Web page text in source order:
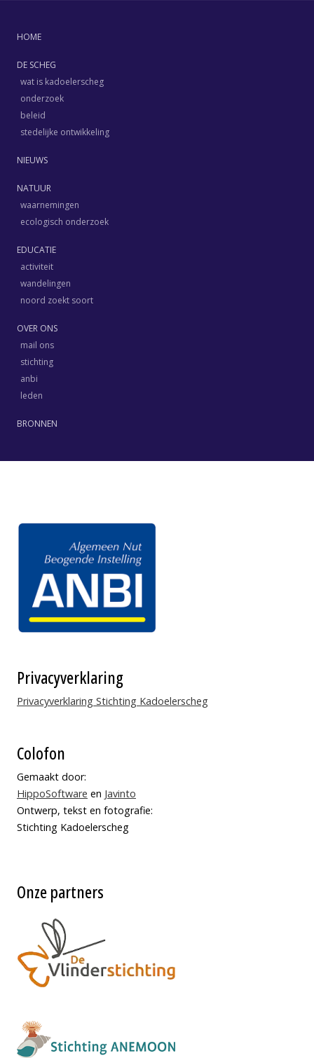
HOME
DE SCHEG
wat is kadoelerscheg
onderzoek
beleid
stedelijke ontwikkeling
NIEUWS
NATUUR
waarnemingen
ecologisch onderzoek
EDUCATIE
activiteit
wandelingen
noord zoekt soort
OVER ONS
mail ons
stichting
anbi
leden
BRONNEN
Privacyverklaring
Privacyverklaring Stichting Kadoelerscheg
Colofon
Gemaakt door:
HippoSoftware en Javinto
Ontwerp, tekst en fotografie:
Stichting Kadoelerscheg
Onze partners